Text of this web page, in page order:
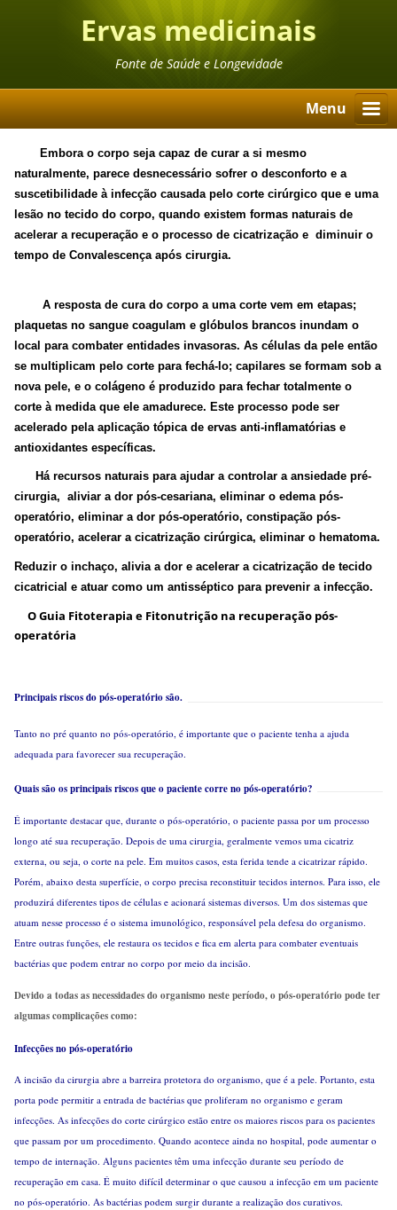
Ervas medicinais
Fonte de Saúde e Longevidade
Menu
Embora o corpo seja capaz de curar a si mesmo
naturalmente, parece desnecessário sofrer o desconforto e a
suscetibilidade à infecção causada pelo corte cirúrgico que e uma
lesão no tecido do corpo, quando existem formas naturais de
acelerar a recuperação e o processo de cicatrização e diminuir o
tempo de Convalescença após cirurgia.
A resposta de cura do corpo a uma corte vem em etapas;
plaquetas no sangue coagulam e glóbulos brancos inundam o
local para combater entidades invasoras. As células da pele então
se multiplicam pelo corte para fechá-lo; capilares se formam sob a
nova pele, e o colágeno é produzido para fechar totalmente o
corte à medida que ele amadurece. Este processo pode ser
acelerado pela aplicação tópica de ervas anti-inflamatórias e
antioxidantes específicas.
Hárecursos naturais para ajudar a controlar a ansiedade pré-
cirurgia, aliviar a dor pós-cesariana, eliminar o edema pós-
operatório, eliminar a dor pós-operatório, constipação pós-
operatório, acelerar a cicatrização cirúrgica, eliminar o hematoma.
Reduzir o inchaço, alivia a dor e acelerar a cicatrização de tecido
cicatricial e atuar como um antisséptico para prevenir a infecção.
O Guia Fitoterapia e Fitonutrição na recuperação pós-
operatória
Principais riscos do pós-operatório são.
Tanto no pré quanto no pós-operatório, é importante que o paciente tenha a ajuda
adequada para favorecer sua recuperação.
Quais são os principais riscos que o paciente corre no pós-operatório?
É importante destacar que, durante o pós-operatório, o paciente passa por um processo
longo até sua recuperação. Depois de uma cirurgia, geralmente vemos uma cicatriz
externa, ou seja, o corte na pele. Em muitos casos, esta ferida tende a cicatrizar rápido.
Porém, abaixo desta superfície, o corpo precisa reconstituir tecidos internos. Para isso, ele
produzirá diferentes tipos de células e acionará sistemas diversos. Um dos sistemas que
atuam nesse processo é o sistema imunológico, responsável pela defesa do organismo.
Entre outras funções, ele restaura os tecidos e fica em alerta para combater eventuais
bactérias que podem entrar no corpo por meio da incisão.
Devido a todas as necessidades do organismo neste período, o pós-operatório pode ter
algumas complicações como:
Infecções no pós-operatório
A incisão da cirurgia abre a barreira protetora do organismo, que é a pele. Portanto, esta
porta pode permitir a entrada de bactérias que proliferam no organismo e geram
infecções. As infecções do corte cirúrgico estão entre os maiores riscos para os pacientes
que passam por um procedimento. Quando acontece ainda no hospital, pode aumentar o
tempo de internação. Alguns pacientes têm uma infecção durante seu período de
recuperação em casa. É muito difícil determinar o que causou a infecção em um paciente
no pós-operatório. As bactérias podem surgir durante a realização dos curativos.